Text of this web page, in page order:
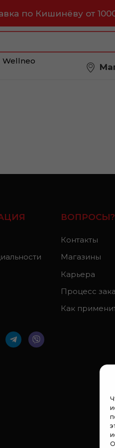
по Кишинёву от
Wellneo
ВОПРОСЫ?
Контакты
Магазины
Карьера
Процесс
Как